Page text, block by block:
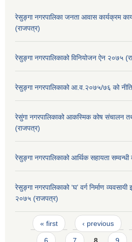
रेसुङ्गा नगरपालिका जनता आवास कार्यक्रम
(राजपत्र)
रेसुङ्गा नगरपालिकाको विनियोजन ऐन २०७५
रेसुङ्गा नगरपालिकाको आ.व.२०७५/७६ को
रेसुंगा नगरपालिकाको आकस्मिक कोष संचालन
(राजपत्र)
रेसुङ्गा नगरपालिकाको आर्थिक सहायता
रेसुङ्गा नगरपालिकाको ‘घ’ वर्ग निर्माण व्यवसायी
२०७५ (राजपत्र)
Pages
« first ‹ previous